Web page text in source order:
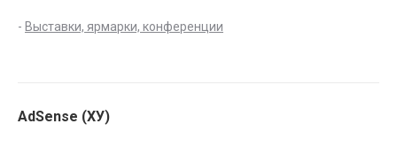
- Выставки, ярмарки, конференции
AdSense (ХУ)